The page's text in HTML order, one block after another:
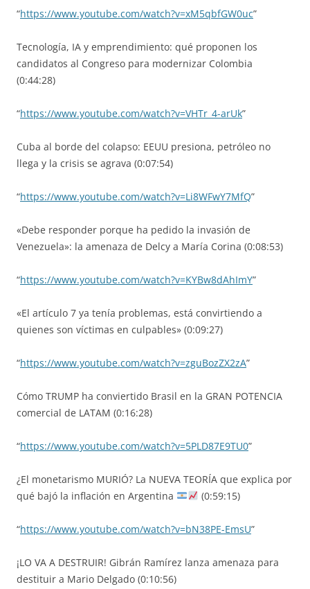
“https://www.youtube.com/watch?v=xM5qbfGW0uc”
Tecnología, IA y emprendimiento: qué proponen los
candidatos al Congreso para modernizar Colombia
(0:44:28)
“https://www.youtube.com/watch?v=VHTr_4-arUk”
Cuba al borde del colapso: EEUU presiona, petróleo no
llega y la crisis se agrava (0:07:54)
“https://www.youtube.com/watch?v=Li8WFwY7MfQ”
«Debe responder porque ha pedido la invasión de
Venezuela»: la amenaza de Delcy a María Corina (0:08:53)
“https://www.youtube.com/watch?v=KYBw8dAhImY”
«El artículo 7 ya tenía problemas, está convirtiendo a
quienes son víctimas en culpables» (0:09:27)
“https://www.youtube.com/watch?v=zguBozZX2zA”
Cómo TRUMP ha conviertido Brasil en la GRAN POTENCIA
comercial de LATAM (0:16:28)
“https://www.youtube.com/watch?v=5PLD87E9TU0”
¿El monetarismo MURIÓ? La NUEVA TEORÍA que explica por
qué bajó la inflación en Argentina
(0:59:15)
“https://www.youtube.com/watch?v=bN38PE-EmsU”
​¡LO VA A DESTRUIR! Gibrán Ramírez lanza amenaza para
destituir a Mario Delgado (0:10:56)